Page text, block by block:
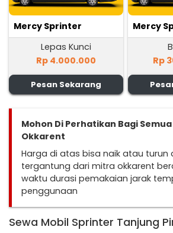
Mercy Sprinter
Lepas Kunci
Rp 4.000.000
Pesan Sekarang
Mercy
Rp
Mohon Di Perhatikan Bagi
Okkarent
Harga di atas bisa naik atau turun
tergantung dari mitra okkarent
waktu durasi pemakaian jarak
penggunaan
Sewa Mobil Sprinter Tanjung